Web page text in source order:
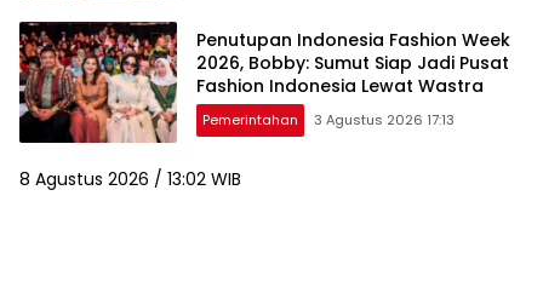
Penutupan Indonesia Fashion Week
2026, Bobby: Sumut Siap Jadi Pusat
Fashion Indonesia Lewat Wastra
Pemerintahan 3 Agustus 2026 17:13
8 Agustus 2026 / 13:02 WIB